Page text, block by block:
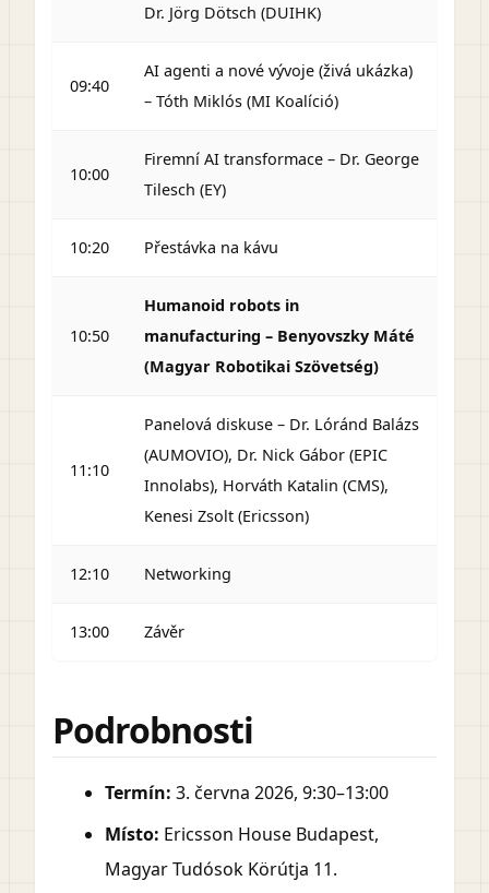
Dr. Jörg Dötsch (DUIHK)
09:40
AI agenti a nové vývoje (živá ukázka)
– Tóth Miklós (MI Koalíció)
10:00
Firemní AI transformace – Dr. George
Tilesch (EY)
10:20 Přestávka na kávu
10:50
Humanoid robots in
manufacturing – Benyovszky Máté
(Magyar Robotikai Szövetség)
11:10
Panelová diskuse – Dr. Lóránd Balázs
(AUMOVIO), Dr. Nick Gábor (EPIC
Innolabs), Horváth Katalin (CMS),
Kenesi Zsolt (Ericsson)
12:10 Networking
13:00 Závěr
Podrobnosti
Termín: 3. června 2026, 9:30–13:00
Místo: Ericsson House Budapest,
Magyar Tudósok Körútja 11.